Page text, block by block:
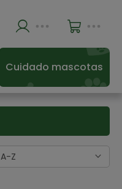
Cuidado mascotas
A-Z